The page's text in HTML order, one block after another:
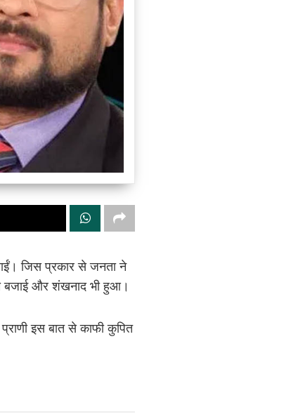
जिस प्रकार से जनता ने
बजाई और शंखनाद भी हुआ।
इस बात से काफी कुपित